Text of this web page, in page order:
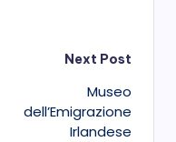
Next Post
Museo
dell’Emigrazione
Irlandese